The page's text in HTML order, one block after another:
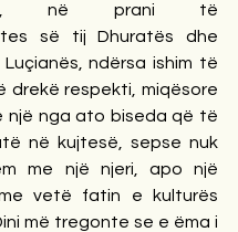
në prani të
së tij Dhuratës dhe
ndërsa ishim të
drekë respekti, miqësore
një nga ato biseda që të
në kujtesë, sepse nuk
me një njeri, apo një
vetë fatin e kulturës
më tregonte se e ëma i